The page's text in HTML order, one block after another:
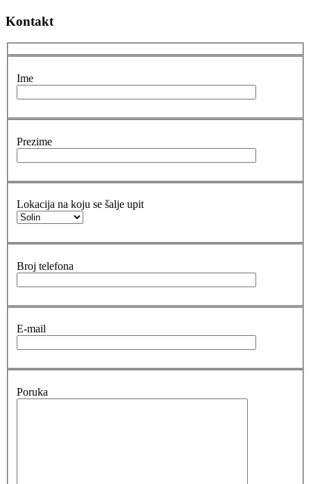
Kontakt
Ime
Prezime
Lokacija na koju se šalje upit
Broj telefona
E-mail
Poruka